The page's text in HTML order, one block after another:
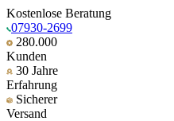
Kostenlose Beratung
07930-2699
280.000
Kunden
30 Jahre
Erfahrung
Sicherer
Versand